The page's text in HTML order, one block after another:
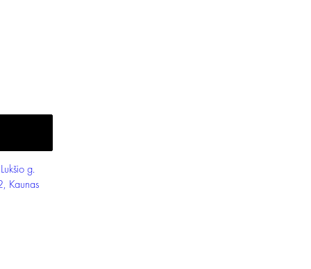
Lukšio g.
Kaunas